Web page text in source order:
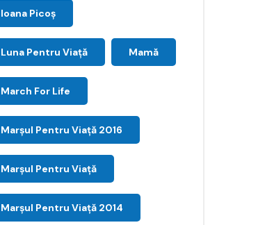
Ioana Picoş
Luna Pentru Viață Mamă
March For Life
Marşul Pentru Viaţă 2016
Marșul Pentru Viață
Marșul Pentru Viață 2014